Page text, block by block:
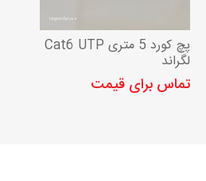
پچ کورد 5 متری Cat6 UTP
لگراند
تماس برای قیمت